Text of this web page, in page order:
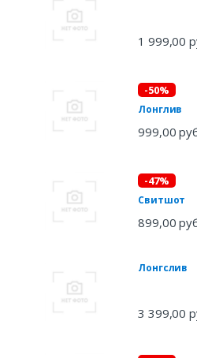
1 999,00
-50%
Лонглив
999,00
-47%
Свитшот
899,00
Лонгслив
3 399,00